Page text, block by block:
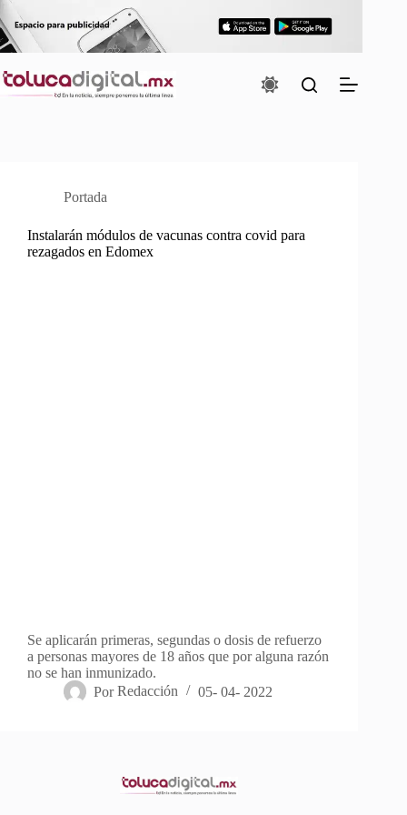
Saltar
al
contenido
Portada
Instalarán módulos de vacunas contra covid para
rezagados en Edomex
Se aplicarán primeras, segundas o dosis de refuerzo
a personas mayores de 18 años que por alguna razón
no se han inmunizado.
Por Redacción 05- 04- 2022